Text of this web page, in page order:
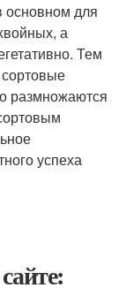
основном для
а
Тем
размножаются
успеха